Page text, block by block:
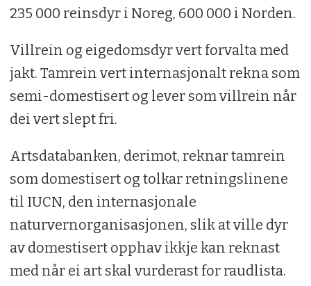
235 000 reinsdyr i Noreg, 600 000 i Norden.
Villrein og eigedomsdyr vert forvalta med
jakt. Tamrein vert internasjonalt rekna som
semi-domestisert og lever som villrein når
dei vert slept fri.
Artsdatabanken, derimot, reknar tamrein
som domestisert og tolkar retningslinene
til IUCN, den internasjonale
naturvernorganisasjonen, slik at ville dyr
av domestisert opphav ikkje kan reknast
med når ei art skal vurderast for raudlista.